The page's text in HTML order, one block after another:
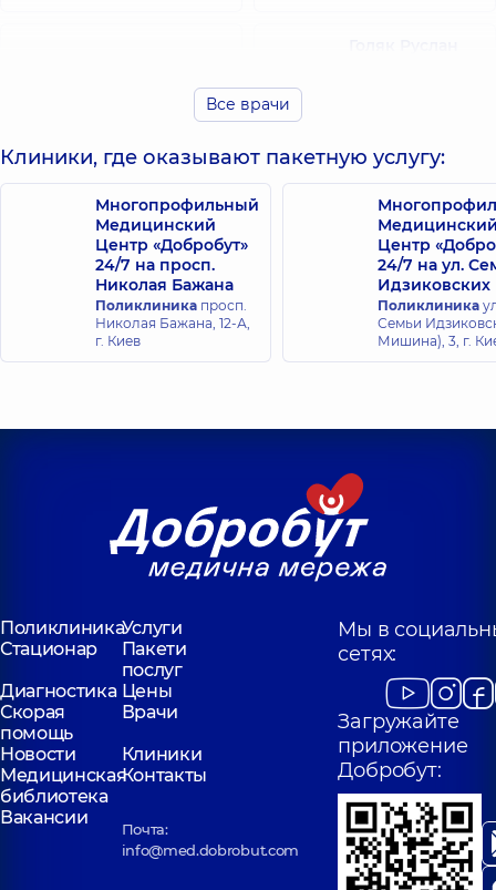
Василий
Мирославович
Уролог, 7 лет
опыта
Александр
Эдуардович
Онколог; Уролог,
22 лет опыта
Щирин
Алексей
Леонидович
Сергеевич
Уролог; Врач
ультразвуковой
диагностики,6 лет
Микитин
Владимир
Игоревич
Уролог,
опыта
Деркач Игорь
Анатольевич
Уролог,39 лет
опыта
Николай
Александрович
Уролог,7 лет
опыта
Балабаник
Василий
Уролог; Врач
ультразвуковой
Лебедь Дарья
Витальевна
Уролог; Врач
ультразвуковой
диагностики,5 лет
опыта
Все врачи
Клиники, где оказывают пакетную услугу:
Многопрофильный
Медицинский
Центр «Добробут»
24/7 на просп.
Николая Бажана
Поликлиника просп.
Николая Бажана, 12-А,
г. Киев
Центр
24/7 на ул.
Идзиковских
Поликлиника
Семьи
Мишина), 3, г.
ПоликлиникаУслуги
Стационар
Пакети
послуг
Диагностика Цены
Скорая
помощь
Врачи
Новости
Клиники
Медицинская
библиотека
Контакты
Вакансии
Почта:
info@med.dobrobut.com
Мы в
сетях:
Загружайте
приложение
Добробут: